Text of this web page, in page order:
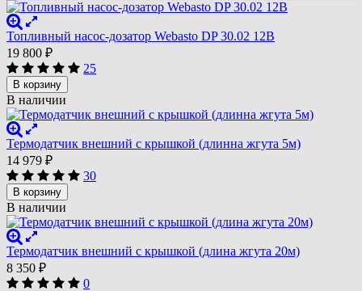
Топливный насос-дозатор Webasto DP 30.02 12В
19 800 ₽
25
В корзину
В наличии
Термодатчик внешний с крышкой (длинна жгута 5м)
14 979 ₽
30
В корзину
В наличии
Термодатчик внешний с крышкой (длина жгута 20м)
8 350 ₽
0